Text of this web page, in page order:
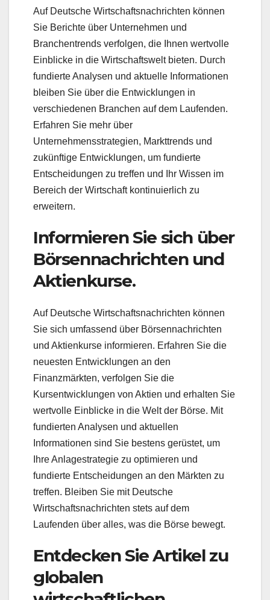
Auf Deutsche Wirtschaftsnachrichten können
Sie Berichte über Unternehmen und
Branchentrends verfolgen, die Ihnen wertvolle
Einblicke in die Wirtschaftswelt bieten. Durch
fundierte Analysen und aktuelle Informationen
bleiben Sie über die Entwicklungen in
verschiedenen Branchen auf dem Laufenden.
Erfahren Sie mehr über
Unternehmensstrategien, Markttrends und
zukünftige Entwicklungen, um fundierte
Entscheidungen zu treffen und Ihr Wissen im
Bereich der Wirtschaft kontinuierlich zu
erweitern.
Informieren Sie sich über
Börsennachrichten und
Aktienkurse.
Auf Deutsche Wirtschaftsnachrichten können
Sie sich umfassend über Börsennachrichten
und Aktienkurse informieren. Erfahren Sie die
neuesten Entwicklungen an den
Finanzmärkten, verfolgen Sie die
Kursentwicklungen von Aktien und erhalten Sie
wertvolle Einblicke in die Welt der Börse. Mit
fundierten Analysen und aktuellen
Informationen sind Sie bestens gerüstet, um
Ihre Anlagestrategie zu optimieren und
fundierte Entscheidungen an den Märkten zu
treffen. Bleiben Sie mit Deutsche
Wirtschaftsnachrichten stets auf dem
Laufenden über alles, was die Börse bewegt.
Entdecken Sie Artikel zu
globalen